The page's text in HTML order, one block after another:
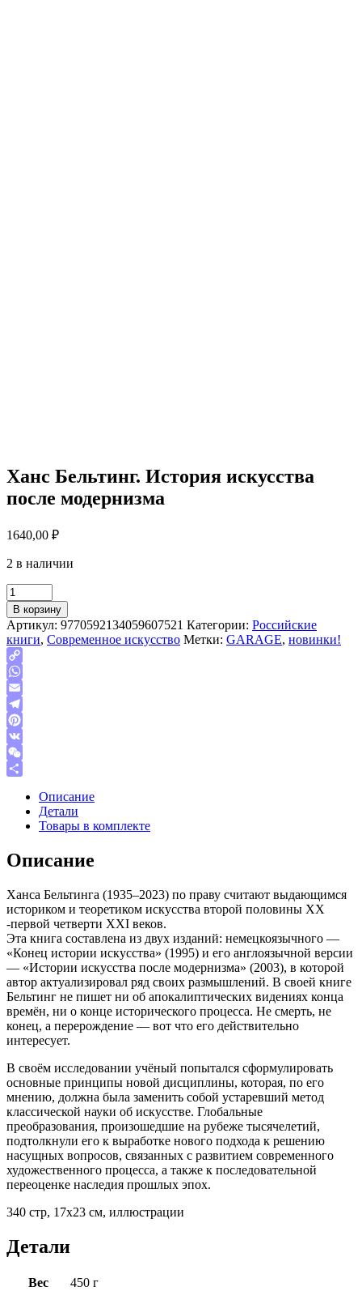
Ханс Бельтинг. История искусства
после модернизма
1640,00 ₽
2 в наличии
Quantity
В корзину
Артикул: 9770592134059607521 Категории: Российские
книги, Современное искусство Метки: GARAGE, новинки!
Copy
Link
WhatsApp
Email
Telegram
Pinterest
VK
WeChat
Описание
Детали
Товары в комплекте
Описание
Ханса Бельтинга (1935–2023) по праву считают выдающимся
историком и теоретиком искусства второй половины ХХ
-первой четверти XXI веков.
Эта книга составлена из двух изданий: немецкоязычного —
«Конец истории искусства» (1995) и его англоязычной версии
— «Истории искусства после модернизма» (2003), в которой
автор актуализировал ряд своих размышлений. В своей книге
Бельтинг не пишет ни об апокалиптических видениях конца
времён, ни о конце исторического процесса. Не смерть, не
конец, а перерождение — вот что его действительно
интересует.
В своём исследовании учёный попытался сформулировать
основные принципы новой дисциплины, которая, по его
мнению, должна была заменить собой устаревший метод
классической науки об искусстве. Глобальные
преобразования, произошедшие на рубеже тысячелетий,
подтолкнули его к выработке нового подхода к решению
насущных вопросов, связанных с развитием современного
художественного процесса, а также к последовательной
переоценке наследия прошлых эпох.
340 стр, 17х23 см, иллюстрации
Детали
Вес
450 г